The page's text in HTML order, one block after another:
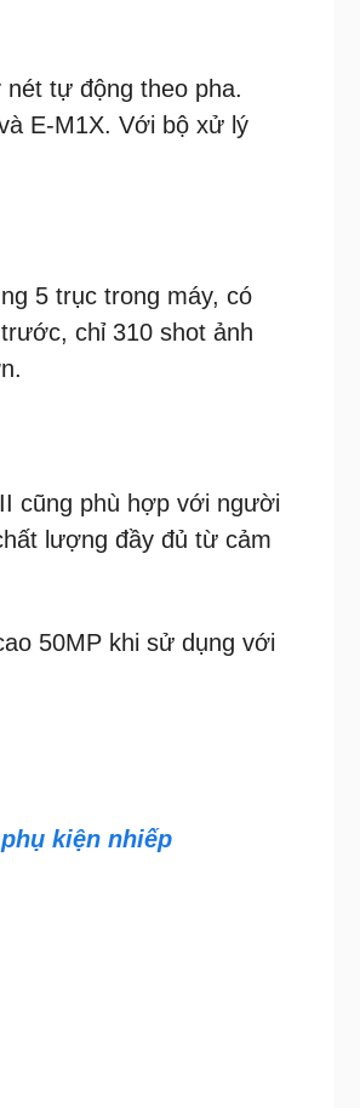
tự động theo pha.
E-M1X. Với bộ xử lý
5 trục trong máy, có
chỉ 310 shot ảnh
cũng phù hợp với người
lượng đầy đủ từ cảm
50MP khi sử dụng với
phụ kiện nhiếp